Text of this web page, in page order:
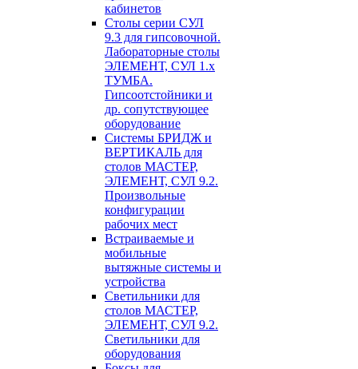
кабинетов
Столы серии СУЛ
9.3 для гипсовочной.
Лабораторные столы
ЭЛЕМЕНТ, СУЛ 1.х
ТУМБА.
Гипсоотстойники и
др. сопутствующее
оборудование
Системы БРИДЖ и
ВЕРТИКАЛЬ для
столов МАСТЕР,
ЭЛЕМЕНТ, СУЛ 9.2.
Произвольные
конфигурации
рабочих мест
Встраиваемые и
мобильные
вытяжные системы и
устройства
Светильники для
столов МАСТЕР,
ЭЛЕМЕНТ, СУЛ 9.2.
Светильники для
оборудования